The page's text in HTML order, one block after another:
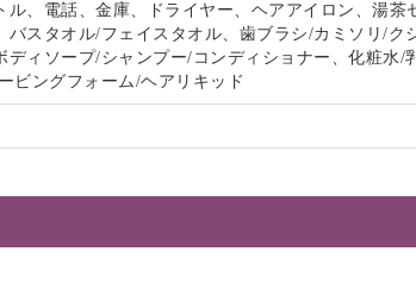
ル、電話、金庫、ドライヤー、ヘアアイロン、湯茶
バスタオル/フェイスタオル、歯ブラシ/カミソリ/ク
ディソープ/シャンプー/コンディショナー、化粧水/
ビングフォーム/ヘアリキッド